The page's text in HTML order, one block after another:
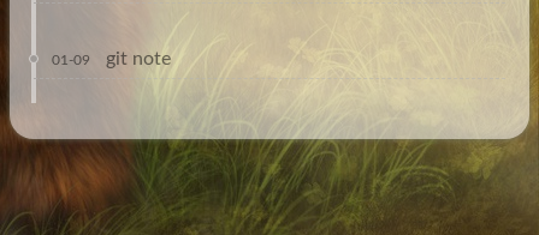
01-09 git note